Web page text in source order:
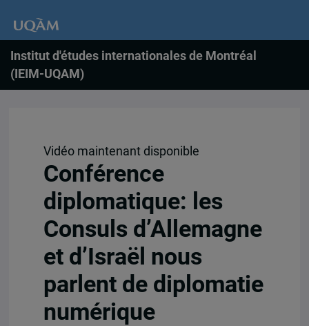
Institut d'études internationales de Montréal
(IEIM-UQAM)
Vidéo maintenant disponible
Conférence
diplomatique: les
Consuls d’Allemagne
et d’Israël nous
parlent de diplomatie
numérique